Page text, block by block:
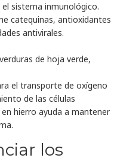
sistema inmunológico.
catequinas, antioxidantes
antivirales.
de hoja verde,
el transporte de oxígeno
de las células
hierro ayuda a mantener
los